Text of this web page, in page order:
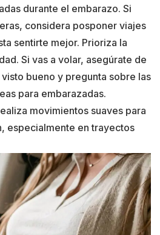
durante el embarazo. Si
considera posponer viajes
sentirte mejor. Prioriza la
Si vas a volar, asegúrate de
bueno y pregunta sobre las
para embarazadas.
movimientos suaves para
especialmente en trayectos